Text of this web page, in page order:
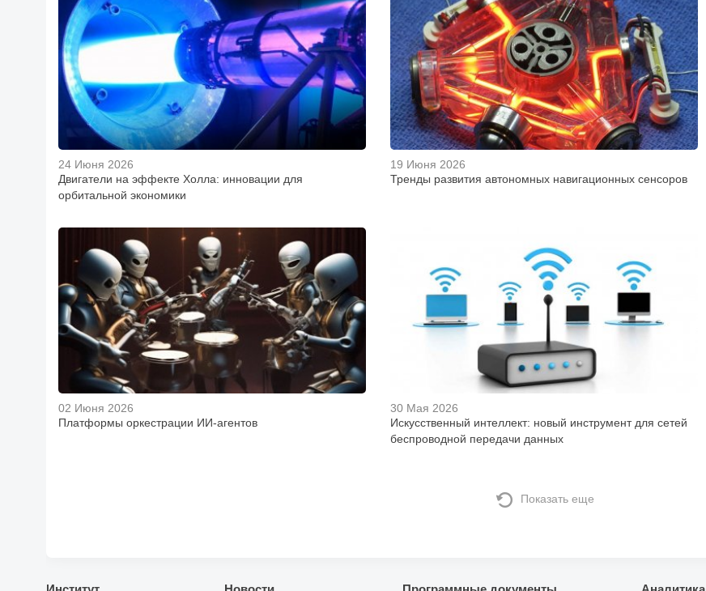
24 Июня 2026
Двигатели на эффекте Холла: инновации для
орбитальной экономики
19 Июня 2026
Тренды развития автономных навигационных сенсоров
02 Июня 2026
Платформы оркестрации ИИ-агентов
30 Мая 2026
Искусственный интеллект: новый инструмент для сетей
беспроводной передачи данных
Показать еще